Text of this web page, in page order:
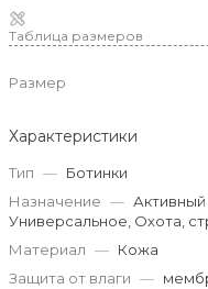
Таблица размеров
Размер
Характеристики
Тип — Ботинки
Назначение — Активный
Универсальное, Охота,
Материал — Кожа
Защита от влаги —